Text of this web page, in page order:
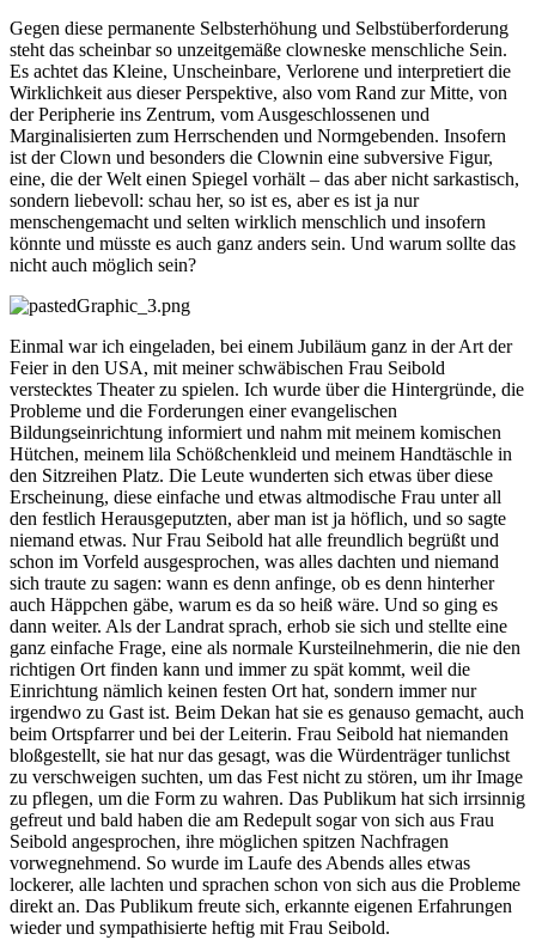
Gegen diese permanente Selbsterhöhung und Selbstüberforderung
steht das scheinbar so unzeitgemäße clowneske menschliche Sein.
Es achtet das Kleine, Unscheinbare, Verlorene und interpretiert die
Wirklichkeit aus dieser Perspektive, also vom Rand zur Mitte, von
der Peripherie ins Zentrum, vom Ausgeschlossenen und
Marginalisierten zum Herrschenden und Normgebenden. Insofern
ist der Clown und besonders die Clownin eine subversive Figur,
eine, die der Welt einen Spiegel vorhält – das aber nicht sarkastisch,
sondern liebevoll: schau her, so ist es, aber es ist ja nur
menschengemacht und selten wirklich menschlich und insofern
könnte und müsste es auch ganz anders sein. Und warum sollte das
nicht auch möglich sein?
Einmal war ich eingeladen, bei einem Jubiläum ganz in der Art der
Feier in den USA, mit meiner schwäbischen Frau Seibold
verstecktes Theater zu spielen. Ich wurde über die Hintergründe, die
Probleme und die Forderungen einer evangelischen
Bildungseinrichtung informiert und nahm mit meinem komischen
Hütchen, meinem lila Schößchenkleid und meinem Handtäschle in
den Sitzreihen Platz. Die Leute wunderten sich etwas über diese
Erscheinung, diese einfache und etwas altmodische Frau unter all
den festlich Herausgeputzten, aber man ist ja höflich, und so sagte
niemand etwas. Nur Frau Seibold hat alle freundlich begrüßt und
schon im Vorfeld ausgesprochen, was alles dachten und niemand
sich traute zu sagen: wann es denn anfinge, ob es denn hinterher
auch Häppchen gäbe, warum es da so heiß wäre. Und so ging es
dann weiter. Als der Landrat sprach, erhob sie sich und stellte eine
ganz einfache Frage, eine als normale Kursteilnehmerin, die nie den
richtigen Ort finden kann und immer zu spät kommt, weil die
Einrichtung nämlich keinen festen Ort hat, sondern immer nur
irgendwo zu Gast ist. Beim Dekan hat sie es genauso gemacht, auch
beim Ortspfarrer und bei der Leiterin. Frau Seibold hat niemanden
bloßgestellt, sie hat nur das gesagt, was die Würdenträger tunlichst
zu verschweigen suchten, um das Fest nicht zu stören, um ihr Image
zu pflegen, um die Form zu wahren. Das Publikum hat sich irrsinnig
gefreut und bald haben die am Redepult sogar von sich aus Frau
Seibold angesprochen, ihre möglichen spitzen Nachfragen
vorwegnehmend. So wurde im Laufe des Abends alles etwas
lockerer, alle lachten und sprachen schon von sich aus die Probleme
direkt an. Das Publikum freute sich, erkannte eigenen Erfahrungen
wieder und sympathisierte heftig mit Frau Seibold.